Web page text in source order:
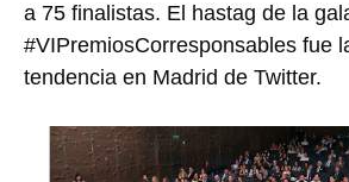
a 75 finalistas. El hastag de la
#VIPremiosCorresponsables fue
tendencia en Madrid de Twitter.